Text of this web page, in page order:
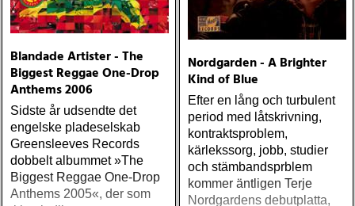
Blandade Artister - The
Biggest Reggae One-Drop
Anthems 2006
Sidste år udsendte det
engelske pladeselskab
Greensleeves Records
dobbelt albummet »The
Biggest Reggae One-Drop
Anthems 2005«, der som
Nordgarden - A Brighter
Kind of Blue
Efter en lång och turbulent
period med låtskrivning,
kontraktsproblem,
kärlekssorg, jobb, studier
och stämbandsprblem
kommer äntligen Terje
Nordgardens debutplatta,